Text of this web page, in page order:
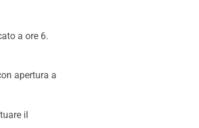
a ore 6.
apertura a
il